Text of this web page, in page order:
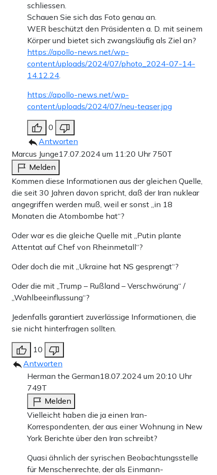
schliessen.
Schauen Sie sich das Foto genau an.
WER beschützt den Präsidenten a. D. mit seinem
Körper und bietet sich zwangsläufig als Ziel an?
https://apollo-news.net/wp-
content/uploads/2024/07/photo_2024-07-14-
14.12.24.
https://apollo-news.net/wp-
content/uploads/2024/07/neu-teaser.jpg
0
Antworten
Marcus Junge17.07.2024 um 11:20 Uhr 750T
Melden
Kommen diese Informationen aus der gleichen Quelle,
die seit 30 Jahren davon spricht, daß der Iran nuklear
angegriffen werden muß, weil er sonst „in 18
Monaten die Atombombe hat“?
Oder war es die gleiche Quelle mit „Putin plante
Attentat auf Chef von Rheinmetall“?
Oder doch die mit „Ukraine hat NS gesprengt“?
Oder die mit „Trump – Rußland – Verschwörung“ /
„Wahlbeeinflussung“?
Jedenfalls garantiert zuverlässige Informationen, die
sie nicht hinterfragen sollten.
10
Antworten
Herman the German18.07.2024 um 20:10 Uhr
749T
Melden
Vielleicht haben die ja einen Iran-
Korrespondenten, der aus einer Wohnung in New
York Berichte über den Iran schreibt?
Quasi ähnlich der syrischen Beobachtungsstelle
für Menschenrechte, der als Einmann-